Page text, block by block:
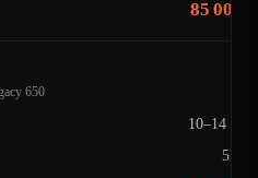
85 000€
650
10–14 pax
5h55